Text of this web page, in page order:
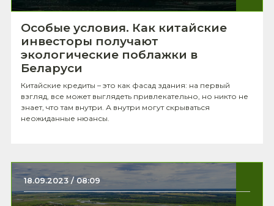
Особые условия. Как китайские
инвесторы получают
экологические поблажки в
Беларуси
Китайские кредиты – это как фасад здания: на первый
взгляд, все может выглядеть привлекательно, но никто не
знает, что там внутри. А внутри могут скрываться
неожиданные нюансы.
18.09.2023 / 08:09